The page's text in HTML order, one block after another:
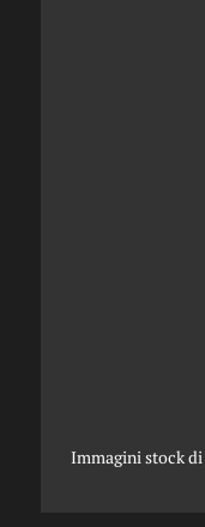
Immagini stock di